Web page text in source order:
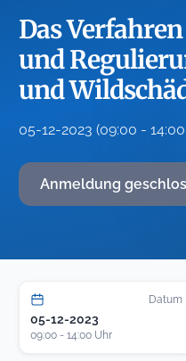
Das
und
und
05-12-2023 (09:00 -
Anmeldung
Datum
05-12-2023
09:00 - 14:00 Uhr